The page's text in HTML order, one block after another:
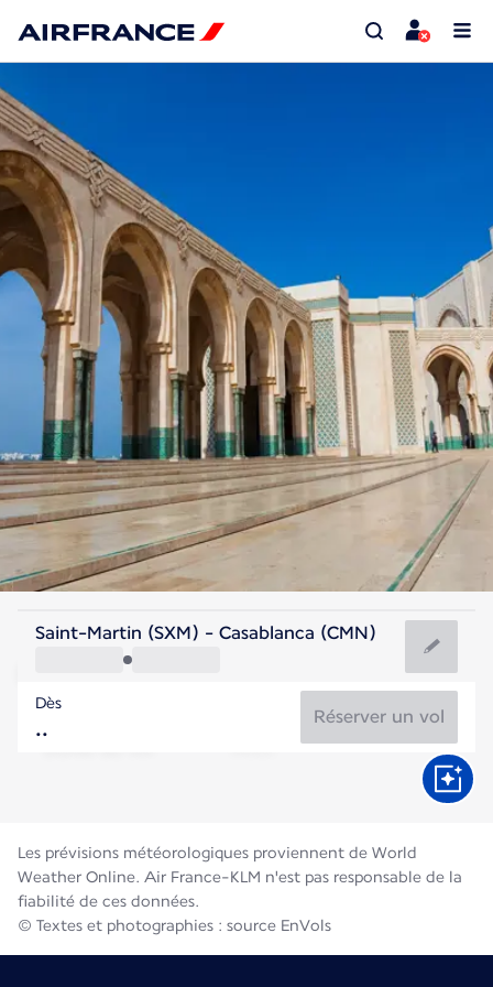
Maroc
Casablanca
Maroc
Durée du vol
Saint-Martin (SXM) - Casablanca (CMN)
Dès
Réserver un vol
Les prévisions météorologiques proviennent de World
Weather Online. Air France-KLM n'est pas responsable de la
fiabilité de ces données.
© Textes et photographies : source EnVols